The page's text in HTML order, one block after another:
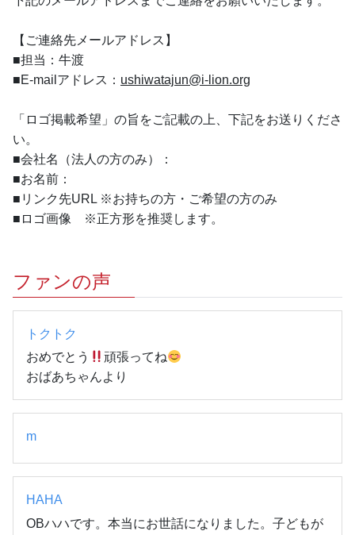
【ご連絡先メールアドレス】
■担当：牛渡
■E-mailアドレス： ushiwatajun@i-lion.org
「ロゴ掲載希望」の旨をご記載の上、下記をお送りくださ
い。
■会社名（法人の方のみ）：
■お名前：
■リンク先URL ※お持ちの方・ご希望の方のみ
■ロゴ画像　※正方形を推奨します。
ファンの声
トクトク
おめでとう
頑張ってね
おばあちゃんより
m
HAHA
OBハハです。本当にお世話になりました。子どもが